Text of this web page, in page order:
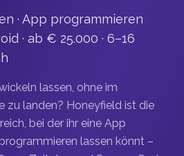
· App programmieren
· ab € 25.000 · 6–16
lassen, ohne im
zu landen? Honeyfield ist die
bei der ihr eine App
lassen könnt –